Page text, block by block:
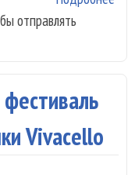
отправлять
Vivacello